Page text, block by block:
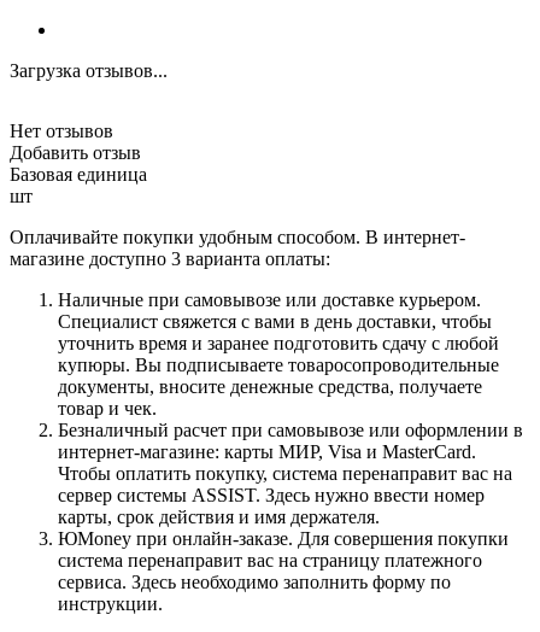
Загрузка отзывов...
Нет отзывов
Добавить отзыв
Базовая единица
шт
Оплачивайте покупки удобным способом. В интернет-
магазине доступно 3 варианта оплаты:
Наличные при самовывозе или доставке курьером.
Специалист свяжется с вами в день доставки, чтобы
уточнить время и заранее подготовить сдачу с любой
купюры. Вы подписываете товаросопроводительные
документы, вносите денежные средства, получаете
товар и чек.
Безналичный расчет при самовывозе или оформлении в
интернет-магазине: карты МИР, Visa и MasterCard.
Чтобы оплатить покупку, система перенаправит вас на
сервер системы ASSIST. Здесь нужно ввести номер
карты, срок действия и имя держателя.
ЮMoney при онлайн-заказе. Для совершения покупки
система перенаправит вас на страницу платежного
сервиса. Здесь необходимо заполнить форму по
инструкции.